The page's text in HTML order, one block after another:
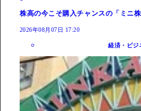
株高の今こそ購入チャンスの「ミニ
2026年08月07日 17:20
経済・ビジ